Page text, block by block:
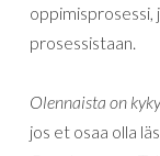
oppimisprosessi,
prosessistaan.
Olennaista on
jos et osaa olla